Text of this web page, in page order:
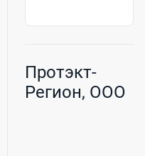
Протэкт-
Регион, ООО